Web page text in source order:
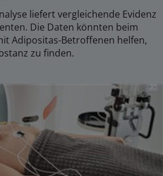
liefert vergleichende Evidenz
Die Daten könnten beim
Adipositas-Betroffenen helfen,
zu finden.